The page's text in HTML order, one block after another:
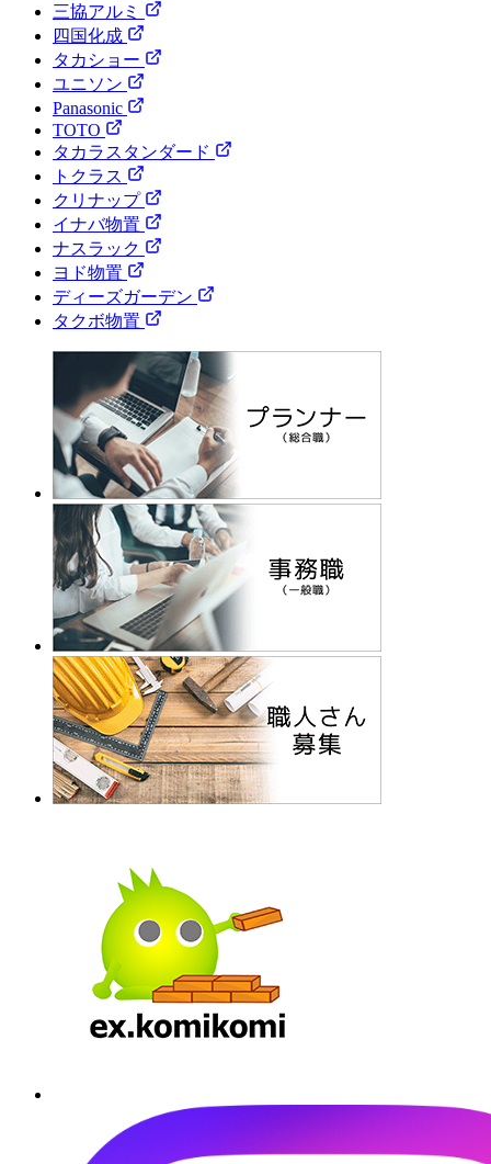
三協アルミ
四国化成
タカショー
ユニソン
Panasonic
TOTO
タカラスタンダード
トクラス
クリナップ
イナバ物置
ナスラック
ヨド物置
ディーズガーデン
タクボ物置